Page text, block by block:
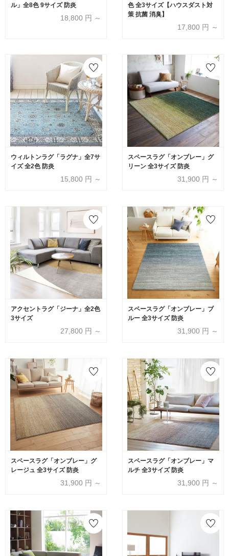
ル」全8色 9サイズ 防炎
18,800 円 ～
色 全3サイズ【ハウスダスト対
策 抗菌 消臭】
17,800 円 ～
ウィルトンラグ「ラグナ」全7サ
イズ 全2色 防炎
15,800 円 ～
スペースラグ「オンブレー」グ
リーン 全3サイズ 防炎
31,900 円 ～
アクセントラグ「ジーナ」全2色
3サイズ
27,800 円 ～
スペースラグ「オンブレー」ブ
ルー 全3サイズ 防炎
31,900 円 ～
スペースラグ「オンブレー」グ
レージュ 全3サイズ 防炎
31,900 円 ～
スペースラグ「オンブレー」マ
ルチ 全3サイズ 防炎
31,900 円 ～